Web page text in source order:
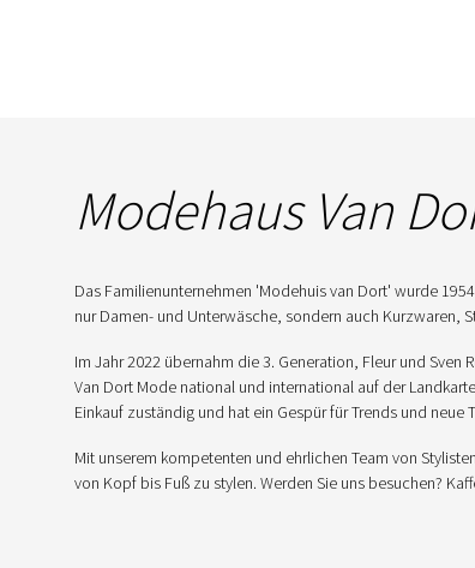
Modehaus Van
Das Familienunternehmen 'Modehuis van Dort' wurde
nur Damen- und Unterwäsche, sondern auch Kurzwaren,
Im Jahr 2022 übernahm die 3. Generation, Fleur und Sven
Van Dort Mode national und international auf der
Einkauf zuständig und hat ein Gespür für Trends und neue
Mit unserem kompetenten und ehrlichen Team von
von Kopf bis Fuß zu stylen. Werden Sie uns besuchen?